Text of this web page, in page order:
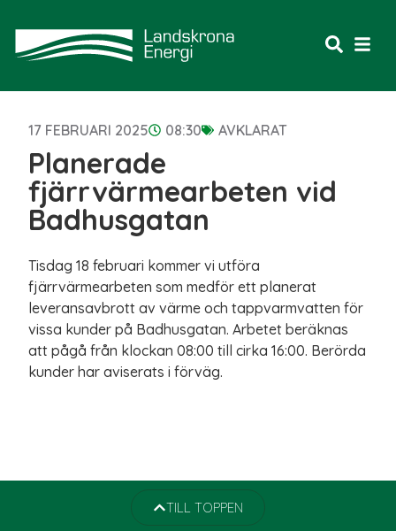
17 FEBRUARI 2025 08:30 AVKLARAT
Planerade
fjärrvärmearbeten vid
Badhusgatan
Tisdag 18 februari kommer vi utföra
fjärrvärmearbeten som medför ett planerat
leveransavbrott av värme och tappvarmvatten för
vissa kunder på Badhusgatan. Arbetet beräknas
att pågå från klockan 08:00 till cirka 16:00. Berörda
kunder har aviserats i förväg.
TILL TOPPEN